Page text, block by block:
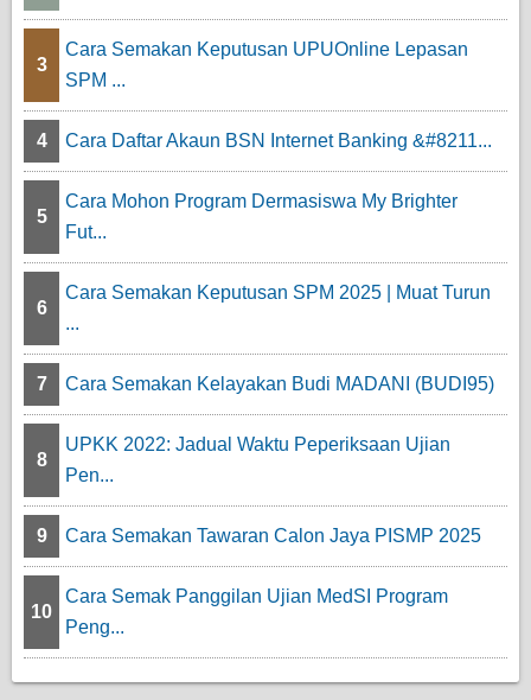
3
Cara Semakan Keputusan UPUOnline Lepasan
SPM ...
4 Cara Daftar Akaun BSN Internet Banking &#8211...
5
Cara Mohon Program Dermasiswa My Brighter
Fut...
6
Cara Semakan Keputusan SPM 2025 | Muat Turun
...
7 Cara Semakan Kelayakan Budi MADANI (BUDI95)
8
UPKK 2022: Jadual Waktu Peperiksaan Ujian
Pen...
9 Cara Semakan Tawaran Calon Jaya PISMP 2025
10
Cara Semak Panggilan Ujian MedSI Program
Peng...